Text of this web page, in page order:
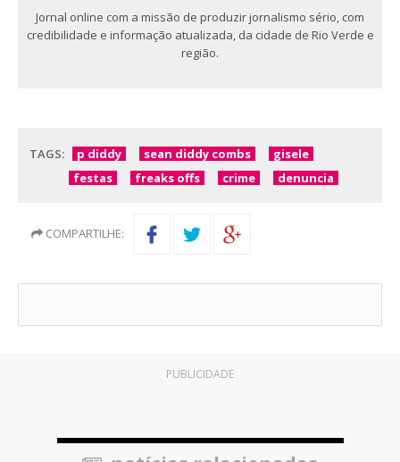
Jornal online com a missão de produzir jornalismo sério, com
credibilidade e informação atualizada, da cidade de Rio Verde e
região.
TAGS: p diddy sean diddy combs
gisele
festas
freaks offs crime denuncia
COMPARTILHE:
PUBLICIDADE